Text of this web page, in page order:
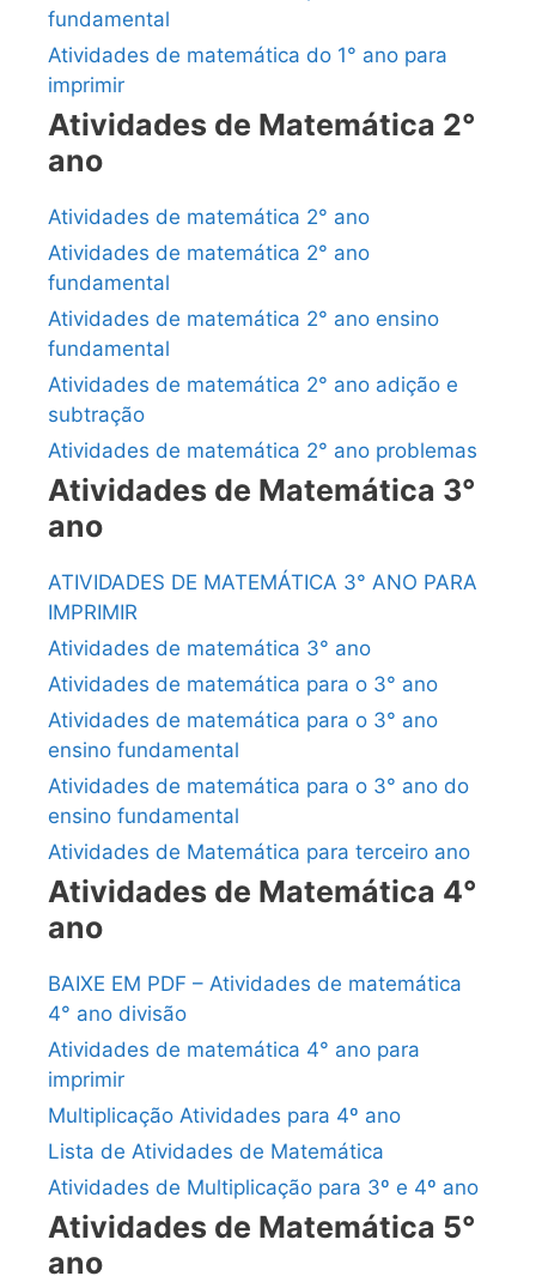
fundamental
Atividades de matemática do 1° ano para
imprimir
Atividades de Matemática 2°
ano
Atividades de matemática 2° ano
Atividades de matemática 2° ano
fundamental
Atividades de matemática 2° ano ensino
fundamental
Atividades de matemática 2° ano adição e
subtração
Atividades de matemática 2° ano problemas
Atividades de Matemática 3°
ano
ATIVIDADES DE MATEMÁTICA 3° ANO PARA
IMPRIMIR
Atividades de matemática 3° ano
Atividades de matemática para o 3° ano
Atividades de matemática para o 3° ano
ensino fundamental
Atividades de matemática para o 3° ano do
ensino fundamental
Atividades de Matemática para terceiro ano
Atividades de Matemática 4°
ano
BAIXE EM PDF – Atividades de matemática
4° ano divisão
Atividades de matemática 4° ano para
imprimir
Multiplicação Atividades para 4º ano
Lista de Atividades de Matemática
Atividades de Multiplicação para 3º e 4º ano
Atividades de Matemática 5°
ano